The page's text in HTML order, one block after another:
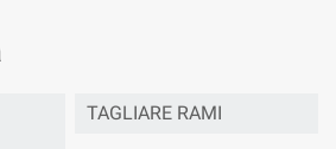
TAGLIARE RAMI